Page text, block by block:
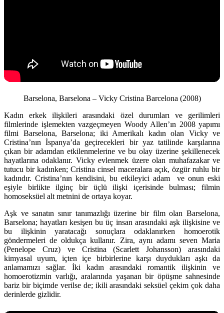
Barselona, Barselona – Vicky Cristina Barcelona (2008)
Kadın erkek ilişkileri arasındaki özel durumları ve gerilimleri
filmlerinde işlemekten vazgeçmeyen Woody Allen’ın 2008 yapımı
filmi Barselona, Barselona; iki Amerikalı kadın olan Vicky ve
Cristina’nın İspanya’da geçirecekleri bir yaz tatilinde karşılarına
çıkan bir adamdan etkilenmelerine ve bu olay üzerine şekillenecek
hayatlarına odaklanır. Vicky evlenmek üzere olan muhafazakar ve
tutucu bir kadınken; Cristina cinsel maceralara açık, özgür ruhlu bir
kadındır. Cristina’nın kendisini, bu etkileyici adam ve onun eski
eşiyle birlikte ilginç bir üçlü ilişki içerisinde bulması; filmin
homoseksüel alt metnini de ortaya koyar.
Aşk ve sanatın sınır tanımazlığı üzerine bir film olan Barselona,
Barselona; hayatları kesişen bu üç insan arasındaki aşk ilişkisine ve
bu ilişkinin yaratacağı sonuçlara odaklanırken homoerotik
göndermeleri de oldukça kullanır. Zira, aynı adamı seven Maria
(Penelope Cruz) ve Cristina (Scarlett Johansson) arasındaki
kimyasal uyum, içten içe birbirlerine karşı duydukları aşkı da
anlamamızı sağlar. İki kadın arasındaki romantik ilişkinin ve
homoerotizmin varlığı, aralarında yaşanan bir öpüşme sahnesinde
bariz bir biçimde verilse de; ikili arasındaki seksüel çekim çok daha
derinlerde gizlidir.